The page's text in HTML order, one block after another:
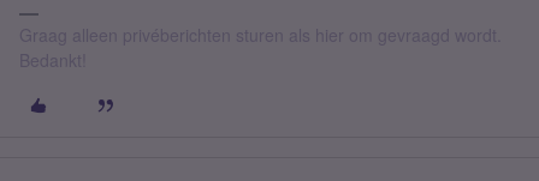
Graag alleen privéberichten sturen als hier om gevraagd wordt.
Bedankt!